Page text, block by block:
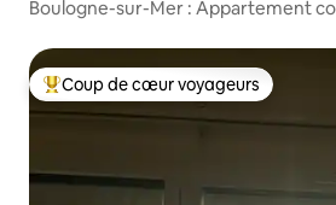
Boulogne-sur-Mer : Appartement
Coups de cœur voyageurs les plus
Coup de cœur voyageurs